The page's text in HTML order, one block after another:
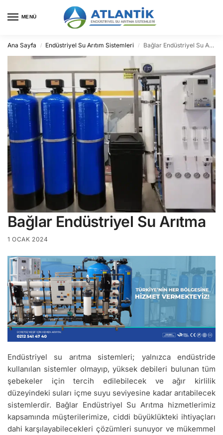
MENÜ
Ana Sayfa / Endüstriyel Su Arıtım Sistemleri / Bağlar Endüstriyel Su Arıtma
Bağlar Endüstriyel Su Arıtma
1 OCAK 2024
Endüstriyel su arıtma sistemleri; yalnızca endüstride
kullanılan sistemler olmayıp, yüksek debileri bulunan tüm
şebekeler için tercih edilebilecek ve ağır kirlilik
düzeyindeki suları içme suyu seviyesine kadar arıtabilecek
sistemlerdir. Bağlar Endüstriyel Su Arıtma hizmetlerimiz
kapsamında müşterilerimize, ciddi büyüklükteki ihtiyaçları
dahi karşılayabilecekleri çözümleri sunuyor ve mükemmel